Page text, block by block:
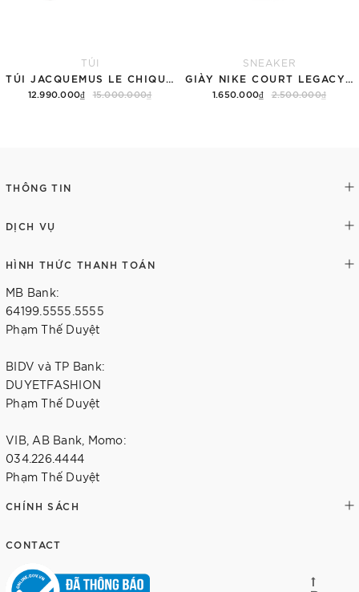
TÚI
12.990.000₫ 15.000.000₫
SNEAKER
1.650.000₫ 2.500.000₫
THÔNG TIN
DỊCH VỤ
HÌNH THỨC THANH TOÁN
MB Bank:
64199.5555.5555
Phạm Thế Duyệt
BIDV và TP Bank:
DUYETFASHION
Phạm Thế Duyệt
VIB, AB Bank, Momo:
034.226.4444
Phạm Thế Duyệt
CHÍNH SÁCH
CONTACT